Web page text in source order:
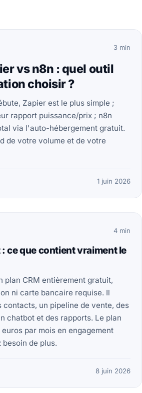
3 min
vs n8n : quel outil
choisir ?
Zapier est le plus simple ;
rapport puissance/prix ; n8n
via l'auto-hébergement gratuit.
de votre volume et de votre
1 juin 2026
4 min
ce que contient vraiment le
plan CRM entièrement gratuit,
ni carte bancaire requise. Il
contacts, un pipeline de vente, des
chatbot et des rapports. Le plan
par mois en engagement
de plus.
8 juin 2026